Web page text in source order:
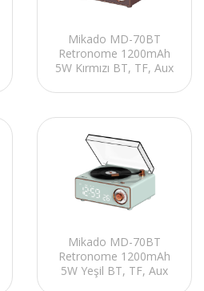
Mikado MD-70BT
Retronome 1200mAh
5W Kırmızı BT, TF, Aux
Saat Speaker
Mikado MD-70BT
Retronome 1200mAh
5W Yeşil BT, TF, Aux